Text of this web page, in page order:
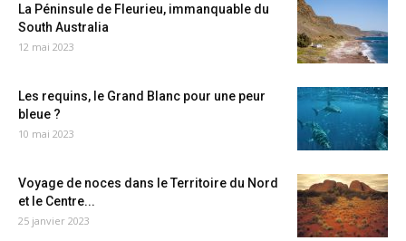
La Péninsule de Fleurieu, immanquable du
South Australia
12 mai 2023
Les requins, le Grand Blanc pour une peur
bleue ?
10 mai 2023
Voyage de noces dans le Territoire du Nord
et le Centre...
25 janvier 2023